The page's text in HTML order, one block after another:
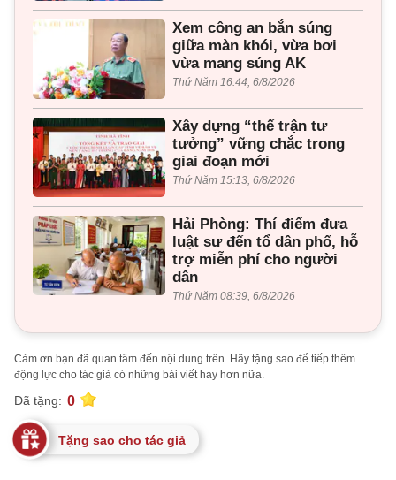
Xem công an bắn súng
giữa màn khói, vừa bơi
vừa mang súng AK
Thứ Năm 16:44, 6/8/2026
Xây dựng “thế trận tư
tưởng” vững chắc trong
giai đoạn mới
Thứ Năm 15:13, 6/8/2026
Hải Phòng: Thí điểm đưa
luật sư đến tổ dân phố, hỗ
trợ miễn phí cho người
dân
Thứ Năm 08:39, 6/8/2026
Cảm ơn bạn đã quan tâm đến nội dung trên. Hãy tặng sao để tiếp thêm
động lực cho tác giả có những bài viết hay hơn nữa.
Đã tặng: 0
Tặng sao cho tác giả